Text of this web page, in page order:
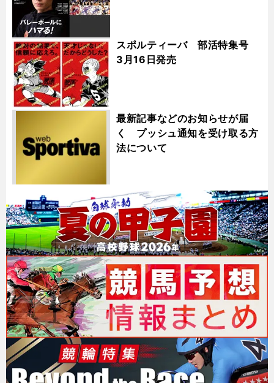
スポルティーバ 部活特集号
3月16日発売
最新記事などのお知らせが届
く プッシュ通知を受け取る方
法について